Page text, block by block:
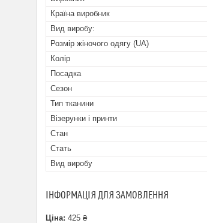
Країна виробник
Вид виробу:
Розмір жіночого одягу (UA)
Колір
Посадка
Сезон
Тип тканини
Візерунки і принти
Стан
Стать
Вид виробу
ІНФОРМАЦІЯ ДЛЯ ЗАМОВЛЕННЯ
Ціна: 425 ₴